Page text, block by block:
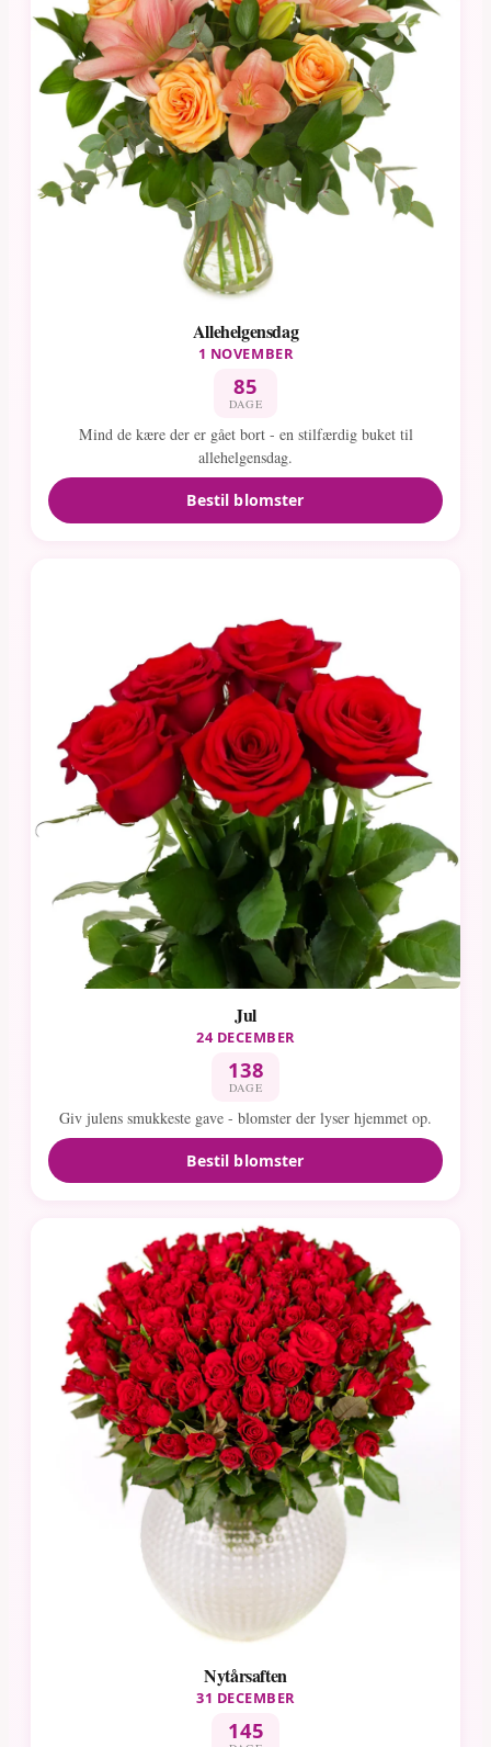
Allehelgensdag
1 NOVEMBER
85
DAGE
Mind de kære der er gået bort - en stilfærdig buket til
allehelgensdag.
Bestil blomster
Jul
24 DECEMBER
138
DAGE
Giv julens smukkeste gave - blomster der lyser hjemmet op.
Bestil blomster
Nytårsaften
31 DECEMBER
145